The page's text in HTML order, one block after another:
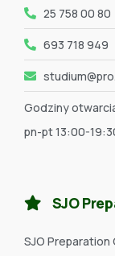
25 758 00 80
693 718 949
Godziny
pn-pt 13:00-
SJO
SJO Preparation